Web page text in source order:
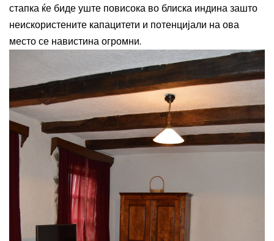
стапка ќе биде уште повисока во блиска индина зашто
неискористените капацитети и потенцијали на ова
место се навистина огромни.